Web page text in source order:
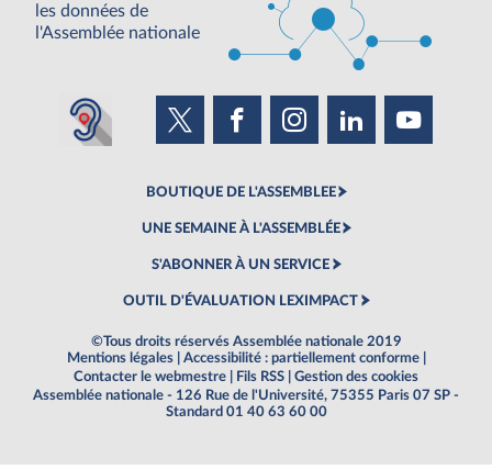
les données de
l'Assemblée nationale
BOUTIQUE DE L'ASSEMBLEE
UNE SEMAINE À L'ASSEMBLÉE
S'ABONNER À UN SERVICE
OUTIL D'ÉVALUATION LEXIMPACT
©Tous droits réservés Assemblée nationale 2019
Mentions légales
Accessibilité : partiellement conforme
Contacter le webmestre
Fils RSS
Gestion des cookies
Assemblée nationale - 126 Rue de l'Université, 75355 Paris 07 SP -
Standard 01 40 63 60 00